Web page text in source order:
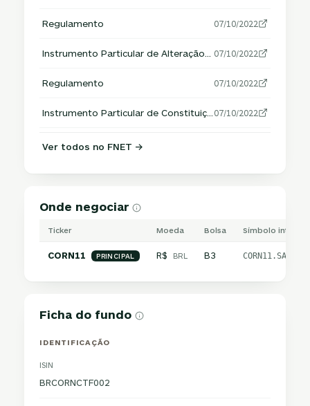
Regulamento 07/10/2022
07/10/2022
Regulamento 07/10/2022
07/10/2022
Ver todos no FNET →
Onde negociar
Ticker Moeda Bolsa Símbolo
CORN11 PRINCIPAL R$ BRL B3 CORN11.SA
Ficha do fundo
IDENTIFICAÇÃO
ISIN
BRCORNCTF002